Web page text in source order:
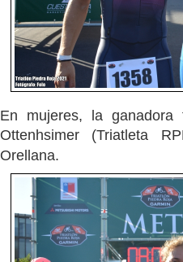
En mujeres, la
Ottenhsimer (Triatleta
Orellana.